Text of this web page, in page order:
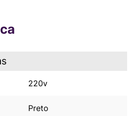
220v
Preto